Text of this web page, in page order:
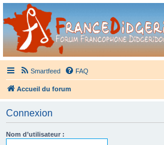
France Didgeridoo
Didgeridoo et Guimbarde sur France Didgeridoo -
Smartfeed FAQ
Accueil du forum
Connexion
Nom d’utilisateur :